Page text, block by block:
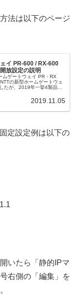
法は以下のページ
イ PR-600 / RX-600
放設定の説明
ゲートウェイ PR・RX
の新型ホームゲートウェ
たが、2019年一挙4製品
2019.11.05
定設定例は以下の
いたら「静的IPマ
右側の「編集」を